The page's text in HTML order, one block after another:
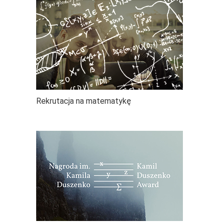
Rekrutacja na matematykę